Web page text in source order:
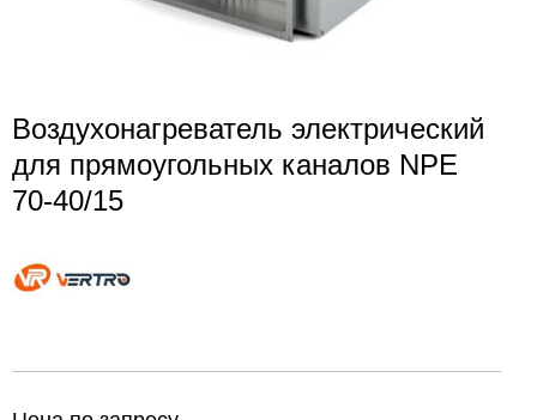
Воздухонагреватель электрический
для прямоугольных каналов NPE
70-40/15